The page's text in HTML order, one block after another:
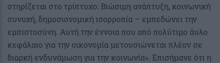
στηρίζεται στο τρίπτυχο: Βιώσιμη ανάπτυξη, κοινωνική
συνοχή, δημοσιονομική ισορροπία – εμπεδώνει την
εμπιστοσύνη. Αυτή την έννοια που από πολύτιμο άυλο
κεφάλαιο για την οικονομία μετουσιώνεται πλέον σε
διαρκή ενδυνάμωση για την κοινωνία». Επισήμανε ότι η